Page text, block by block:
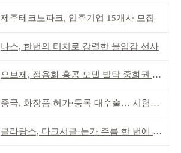
제주테크노파크, 입주기업 15개사 모집
나스, 한번의 터치로 강렬한 몰입감 선사
오브제, 정용화 홍콩 모델 발탁 중화권 공략 강화
중국, 화장품 허가·등록 대수술… 시험자료 공용 허용
클라랑스, 다크서클·눈가 주름 한 번에 더블 케어